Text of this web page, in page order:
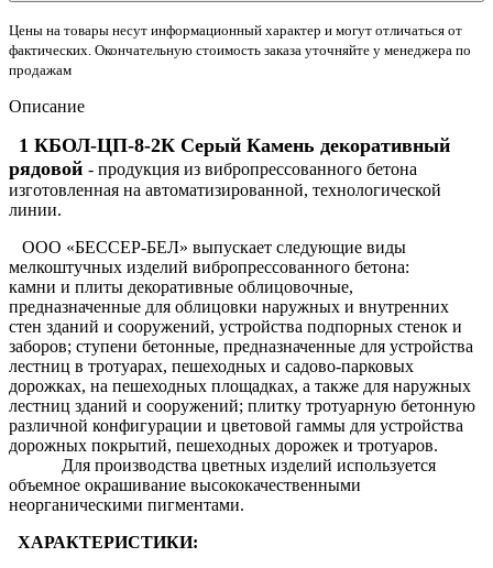
Цены на товары несут информационный характер и могут отличаться от
фактических. Окончательную стоимость заказа уточняйте у менеджера по
продажам
Описание
1 КБОЛ-ЦП-8-2К Серый Камень декоративный
рядовой - продукция из вибропрессованного бетона
изготовленная на автоматизированной, технологической
линии.
ООО «БЕССЕР-БЕЛ» выпускает следующие виды
мелкоштучных изделий вибропрессованного бетона:
камни и плиты декоративные облицовочные,
предназначенные для облицовки наружных и внутренних
стен зданий и сооружений, устройства подпорных стенок и
заборов; ступени бетонные, предназначенные для устройства
лестниц в тротуарах, пешеходных и садово-парковых
дорожках, на пешеходных площадках, а также для наружных
лестниц зданий и сооружений; плитку тротуарную бетонную
различной конфигурации и цветовой гаммы для устройства
дорожных покрытий, пешеходных дорожек и тротуаров.
Для производства цветных изделий используется
объемное окрашивание высококачественными
неорганическими пигментами.
ХАРАКТЕРИСТИКИ: